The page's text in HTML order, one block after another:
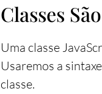
Classes
Uma classe
Usaremos a
classe.